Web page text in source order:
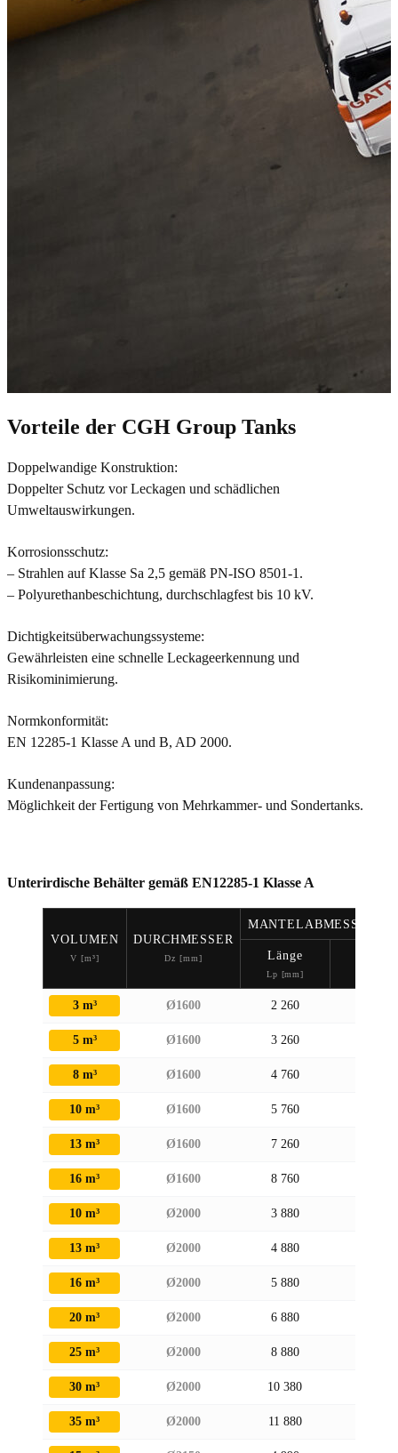
Vorteile der CGH Group Tanks
Doppelwandige Konstruktion:
Doppelter Schutz vor Leckagen und schädlichen
Umweltauswirkungen.
Korrosionsschutz:
– Strahlen auf Klasse Sa 2,5 gemäß PN-ISO 8501-1.
– Polyurethanbeschichtung, durchschlagfest bis 10 kV.
Dichtigkeitsüberwachungssysteme:
Gewährleisten eine schnelle Leckageerkennung und
Risikominimierung.
Normkonformität:
EN 12285-1 Klasse A und B, AD 2000.
Kundenanpassung:
Möglichkeit der Fertigung von Mehrkammer- und Sondertanks.
Unterirdische Behälter gemäß EN12285-1 Klasse A
VOLUMEN
V [m³]
DURCHMESSER
Dz [mm] Länge
Lp [mm]
3 m³ Ø1600 2 260
5 m³ Ø1600 3 260
8 m³ Ø1600 4 760
10 m³ Ø1600 5 760
13 m³ Ø1600 7 260
16 m³ Ø1600 8 760
10 m³ Ø2000 3 880
13 m³ Ø2000 4 880
16 m³ Ø2000 5 880
20 m³ Ø2000 6 880
25 m³ Ø2000 8 880
30 m³ Ø2000 10 380
35 m³ Ø2000 11 880